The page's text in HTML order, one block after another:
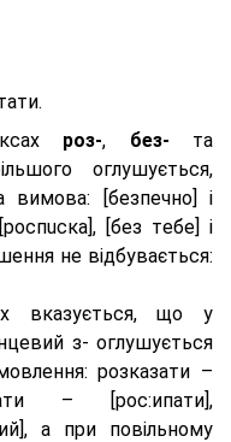
роз-, без- та
оглушується,
вимова: [безпeчно] і
[без тeбе] і
не відбувається:
вказується, що у
з- оглушується
розказати –
– [роc:ипати],
а при повільному